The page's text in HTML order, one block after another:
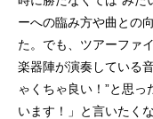
ーへの臨み方や曲との
た。でも、ツアーファ
楽器陣が演奏している
ゃくちゃ良い！”と思
います！」と言いたく